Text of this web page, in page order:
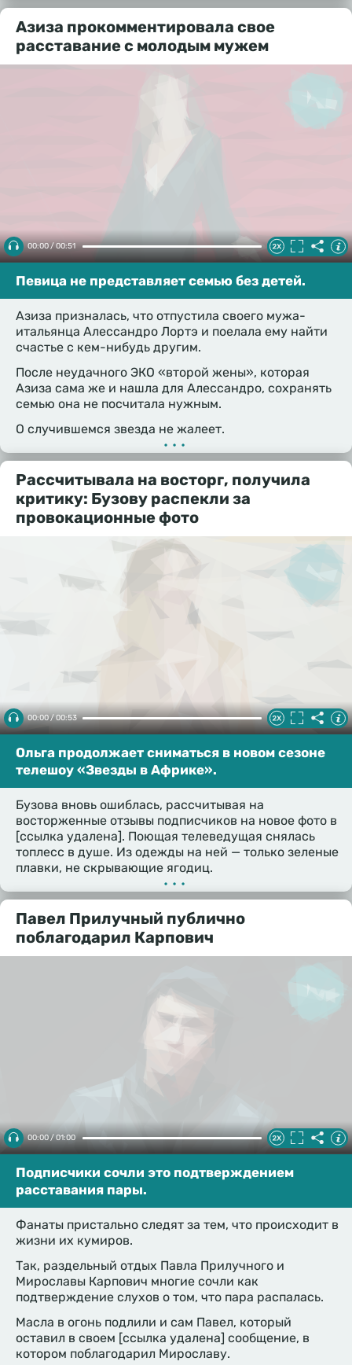
Азиза прокомментировала свое
расставание с молодым мужем
00:00 / 00:51
Певица не представляет семью без детей.
Азиза призналась, что отпустила своего мужа-
итальянца Алессандро Лортэ и поелала ему найти
счастье с кем-нибудь другим.
После неудачного ЭКО «второй жены», которая
Азиза сама же и нашла для Алессандро, сохранять
семью она не посчитала нужным.
О случившемся звезда не жалеет.
•••
Рассчитывала на восторг, получила
критику: Бузову распекли за
провокационные фото
00:00 / 00:53
Ольга продолжает сниматься в новом сезоне
телешоу «Звезды в Африке».
Бузова вновь ошиблась, рассчитывая на
восторженные отзывы подписчиков на новое фото в
[ссылка удалена]. Поющая телеведущая снялась
топлесс в душе. Из одежды на ней — только зеленые
плавки, не скрывающие ягодиц.
•••
Павел Прилучный публично
поблагодарил Карпович
00:00 / 01:00
Подписчики сочли это подтверждением
расставания пары.
Фанаты пристально следят за тем, что происходит в
жизни их кумиров.
Так, раздельный отдых Павла Прилучного и
Мирославы Карпович многие сочли как
подтверждение слухов о том, что пара распалась.
Масла в огонь подлили и сам Павел, который
оставил в своем [ссылка удалена] сообщение, в
котором поблагодарил Мирославу.